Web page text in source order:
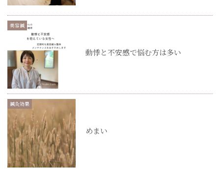
美容鍼
動悸と不安感で悩む方は多い
鍼灸効果
めまい